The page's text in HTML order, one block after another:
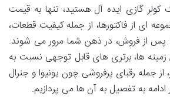
کولر گازی ایده آل هستید، تنها به قیمت
ای از فاکتورها، از جمله کیفیت قطعات،
پس از فروش، در ذهن شما مرور می شوند.
زمینه ها، برتری های قابل توجهی نسبت به
از جمله رقبای پرفروشی چون یونیوا و جنرال
ادامه به تفصیل به آن ها می پردازیم.